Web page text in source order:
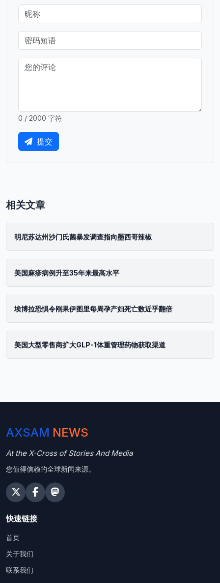
0 / 2000 字符
提交
相关文章
明尼苏达州沙门氏菌暴发调查指向墨西哥辣椒
美国麻疹病例升至35年来最高水平
埃博拉恐惧令刚果伊图里每周孕产妇死亡数近乎翻倍
美国大型零售商扩大GLP-1体重管理药物获取渠道
AXSAM NEWS
At the X-Cross of Stories And Media
您值得信赖的全球新闻来源。
快速链接
首页
关于我们
联系我们